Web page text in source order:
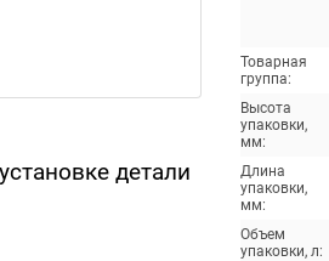
детали
Товарная
группа:
Высота
упаковки,
мм:
Длина
упаковки,
мм:
Объем
упаковки, л: